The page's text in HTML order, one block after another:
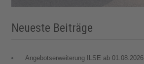
Neueste Beiträge
Angebotserweiterung ILSE ab 01.08.2026